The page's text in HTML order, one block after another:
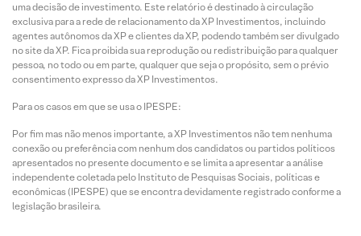
uma decisão de investimento. Este relatório é destinado à circulação
exclusiva para a rede de relacionamento da XP Investimentos, incluindo
agentes autônomos da XP e clientes da XP, podendo também ser divulgado
no site da XP. Fica proibida sua reprodução ou redistribuição para qualquer
pessoa, no todo ou em parte, qualquer que seja o propósito, sem o prévio
consentimento expresso da XP Investimentos.
Para os casos em que se usa o IPESPE:
Por fim mas não menos importante, a XP Investimentos não tem nenhuma
conexão ou preferência com nenhum dos candidatos ou partidos políticos
apresentados no presente documento e se limita a apresentar a análise
independente coletada pelo Instituto de Pesquisas Sociais, políticas e
econômicas (IPESPE) que se encontra devidamente registrado conforme a
legislação brasileira.